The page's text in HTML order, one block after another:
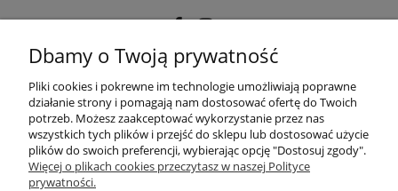
POMOC
MOJE KONTO
Dbamy o Twoją prywatność
Pliki cookies i pokrewne im technologie umożliwiają poprawne
działanie strony i pomagają nam dostosować ofertę do Twoich
potrzeb. Możesz zaakceptować wykorzystanie przez nas
wszystkich tych plików i przejść do sklepu lub dostosować użycie
plików do swoich preferencji, wybierając opcję "Dostosuj zgody".
Więcej o plikach cookies przeczytasz w naszej Polityce
prywatności.